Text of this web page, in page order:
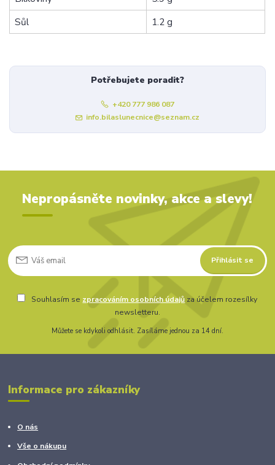
Sůl
1.2 g
Potřebujete poradit?
+420 777 986 087
info.bilaslunecnice@seznam.cz
Nepropásněte novinky, akce a slevy!
Přihlásit se
Souhlasím se zpracováním osobních údajů za účelem rozesílky
newsletteru.
Můžete se kdykoli odhlásit. Zasíláme jednou za 14 dní.
Informace pro zákazníky
O nás
Vše o nákupu